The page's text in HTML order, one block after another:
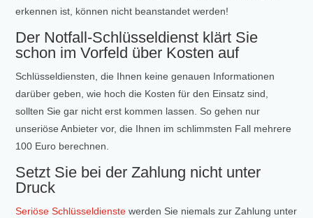
erkennen ist, können nicht beanstandet werden!
Der Notfall-Schlüsseldienst klärt Sie
schon im Vorfeld über Kosten auf
Schlüsseldiensten, die Ihnen keine genauen Informationen
darüber geben, wie hoch die Kosten für den Einsatz sind,
sollten Sie gar nicht erst kommen lassen. So gehen nur
unseriöse Anbieter vor, die Ihnen im schlimmsten Fall mehrere
100 Euro berechnen.
Setzt Sie bei der Zahlung nicht unter
Druck
Seriöse Schlüsseldienste werden Sie niemals zur Zahlung unter